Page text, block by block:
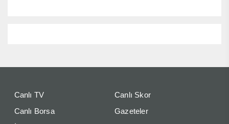
Canlı TV
Canlı Skor
Canlı Borsa
Gazeteler